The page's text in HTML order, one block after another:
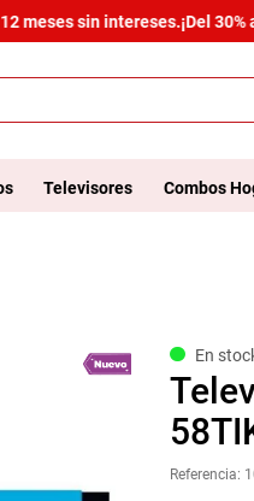
sin intereses.¡Del 30% al
Televisores Combos
En
Referencia: